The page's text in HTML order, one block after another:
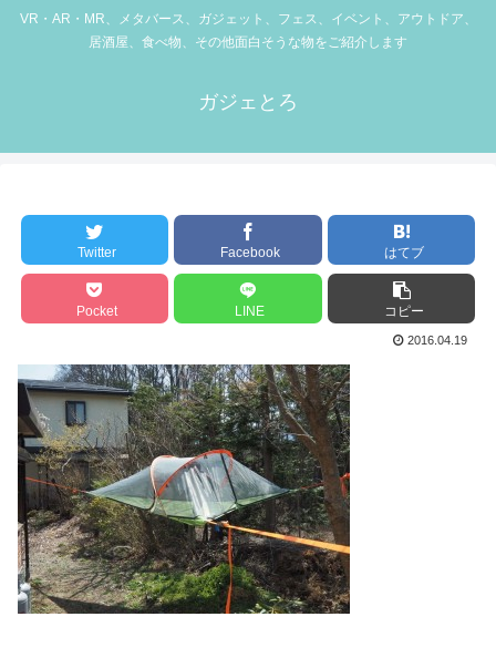
VR・AR・MR、メタバース、ガジェット、フェス、イベント、アウトドア、
居酒屋、食べ物、その他面白そうな物をご紹介します
ガジェとろ
Twitter Facebook はてブ
Pocket LINE コピー
2016.04.19